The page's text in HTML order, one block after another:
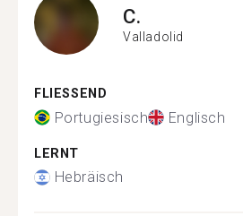
C.
Valladolid
FLIESSEND
Portugiesisch Englisch
LERNT
Hebräisch